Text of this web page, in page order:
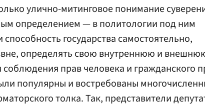
улично-митинговое понимание
определением — в политологии под ним
государства самостоятельно,
определять свою внутреннюю и
прав человека и гражданского
популярны и востребованы
толка. Так, представители